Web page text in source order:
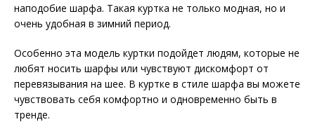
наподобие шарфа. Такая куртка не только модная, но и
очень удобная в зимний период.
Особенно эта модель куртки подойдет людям, которые не
любят носить шарфы или чувствуют дискомфорт от
перевязывания на шее. В куртке в стиле шарфа вы можете
чувствовать себя комфортно и одновременно быть в
тренде.